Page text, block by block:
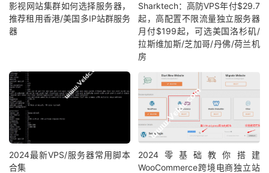
影视网站集群如何选择服务器，
推荐租用香港/美国多IP站群服务
器
Sharktech：高防VPS年付$29.7
起，高配置不限流量独立服务器
月付$199起，可选美国洛杉矶/
拉斯维加斯/芝加哥/丹佛/荷兰机
房
2024最新VPS/服务器常用脚本
合集
2024零基础教你搭建
WooCommerce跨境电商独立站